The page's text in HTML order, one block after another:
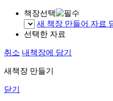
책장선택
새 책장 만들어 자료
선택한 자료
취소 내책장에 담기
새책장 만들기
닫기